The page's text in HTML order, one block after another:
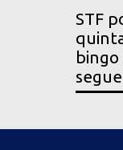
STF
bingo